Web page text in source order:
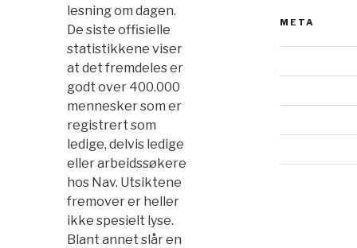
lesning om dagen.
De siste offisielle
statistikkene viser
at det fremdeles er
godt over 400.000
mennesker som er
registrert som
ledige, delvis ledige
eller arbeidssøkere
hos Nav. Utsiktene
fremover er heller
ikke spesielt lyse.
Blant annet slår en
META